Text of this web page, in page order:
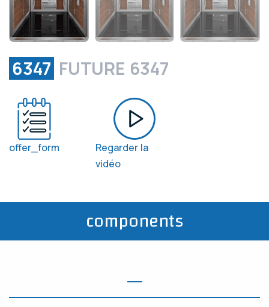
6347 FUTURE 6347
offer_form
Regarder la
vidéo
components
―